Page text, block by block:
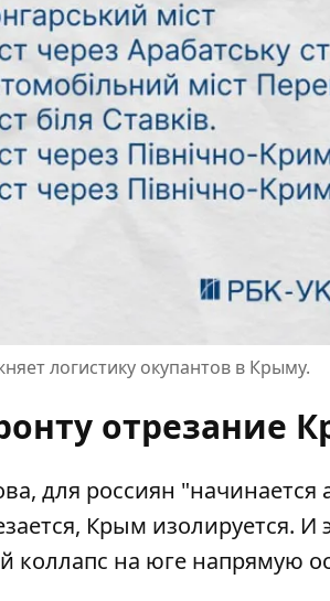
логистику окупантов в Крыму.
отрезание
для россиян
Крым изолируется. И
коллапс на юге напрямую